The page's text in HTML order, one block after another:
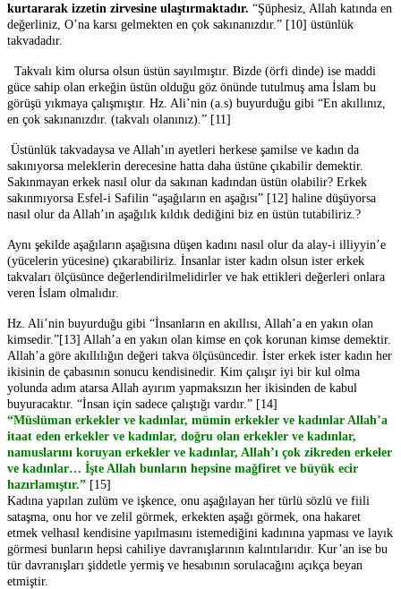
kurtararak izzetin zirvesine ulaştırmaktadır. “Şüphesiz, Allah katında en
değerliniz, O’na karsı gelmekten en çok sakınanızdır.” [10] üstünlük
takvadadır.
Takvalı kim olursa olsun üstün sayılmıştır. Bizde (örfi dinde) ise maddi
güce sahip olan erkeğin üstün olduğu göz önünde tutulmuş ama İslam bu
görüşü yıkmaya çalışmıştır. Hz. Ali’nin (a.s) buyurduğu gibi “En akıllınız,
en çok sakınanızdır. (takvalı olanınız).” [11]
Üstünlük takvadaysa ve Allah’ın ayetleri herkese şamilse ve kadın da
sakınıyorsa meleklerin derecesine hatta daha üstüne çıkabilir demektir.
Sakınmayan erkek nasıl olur da sakınan kadından üstün olabilir? Erkek
sakınmıyorsa Esfel-i Safilin “aşağıların en aşağısı” [12] haline düşüyorsa
nasıl olur da Allah’ın aşağılık kıldık dediğini biz en üstün tutabiliriz.?
Aynı şekilde aşağıların aşağısına düşen kadını nasıl olur da alay-i illiyyin’e
(yücelerin yücesine) çıkarabiliriz. İnsanlar ister kadın olsun ister erkek
takvaları ölçüsünce değerlendirilmelidirler ve hak ettikleri değerleri onlara
veren İslam olmalıdır.
Hz. Ali’nin buyurduğu gibi “İnsanların en akıllısı, Allah’a en yakın olan
kimsedir.”[13] Allah’a en yakın olan kimse en çok korunan kimse demektir.
Allah’a göre akıllılığın değeri takva ölçüsüncedir. İster erkek ister kadın her
ikisinin de çabasının sonucu kendisinedir. Kim çalışır iyi bir kul olma
yolunda adım atarsa Allah ayırım yapmaksızın her ikisinden de kabul
buyuracaktır. “İnsan için sadece çalıştığı vardır.” [14]
“Müslüman erkekler ve kadınlar, mümin erkekler ve kadınlar Allah’a
itaat eden erkekler ve kadınlar, doğru olan erkekler ve kadınlar,
namuslarını koruyan erkekler ve kadınlar, Allah’ı çok zikreden erkeler
ve kadınlar… İşte Allah bunların hepsine mağfiret ve büyük ecir
hazırlamıştır.” [15]
Kadına yapılan zulüm ve işkence, onu aşağılayan her türlü sözlü ve fiili
sataşma, onu hor ve zelil görmek, erkekten aşağı görmek, ona hakaret
etmek velhasıl kendisine yapılmasını istemediğini kadınına yapması ve layık
görmesi bunların hepsi cahiliye davranışlarının kalıntılarıdır. Kur’an ise bu
tür davranışları şiddetle yermiş ve hesabının sorulacağını açıkça beyan
etmiştir.